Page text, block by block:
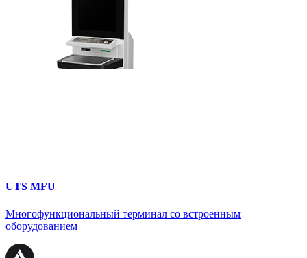
UTS MFU
Многофункциональный терминал со встроенным
оборудованием